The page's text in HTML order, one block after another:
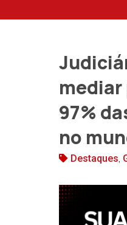
mediar
97%
no
Destaques,